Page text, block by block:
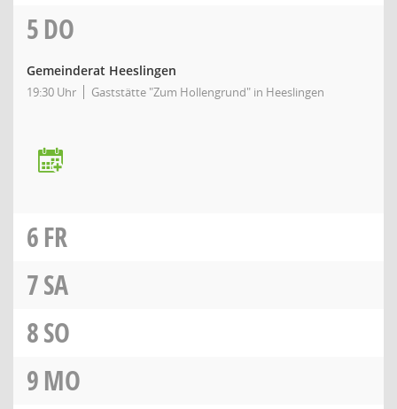
5DO
Gemeinderat Heeslingen
19:30 Uhr Gaststätte "Zum Hollengrund" in Heeslingen
6FR
7SA
8SO
9MO